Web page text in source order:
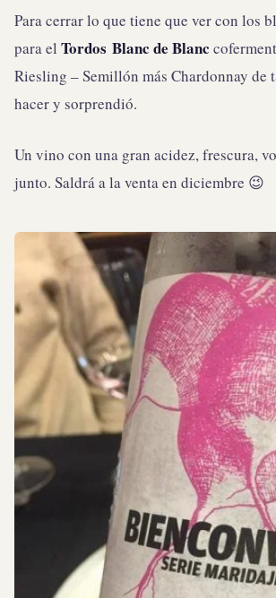
Para cerrar lo que tiene que ver con los
para el Tordos Blanc de Blanc
Riesling – Semillón más Chardonnay de
hacer y sorprendió.
Un vino con una gran acidez, frescura,
junto. Saldrá a la venta en diciembre 😉